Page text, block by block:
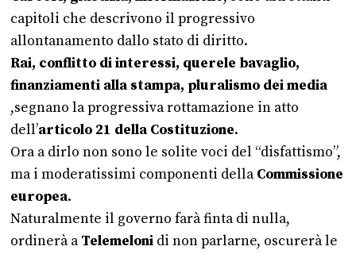
capitoli che descrivono il progressivo
allontanamento dallo stato di diritto.
Rai, conflitto di interessi, querele bavaglio,
finanziamenti alla stampa, pluralismo dei media
,segnano la progressiva rottamazione in atto
dell’articolo 21 della Costituzione.
Ora a dirlo non sono le solite voci del “disfattismo”,
ma i moderatissimi componenti dellaCommissione
europea.
Naturalmente il governo farà finta di nulla,
ordinerà aTelemeloni di non parlarne, oscurerà le